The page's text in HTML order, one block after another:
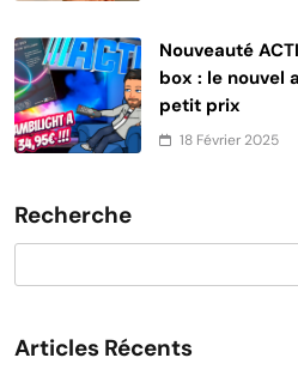
Nouveauté
box : le nouvel
petit prix
18 Février 2025
Recherche
Articles Récents